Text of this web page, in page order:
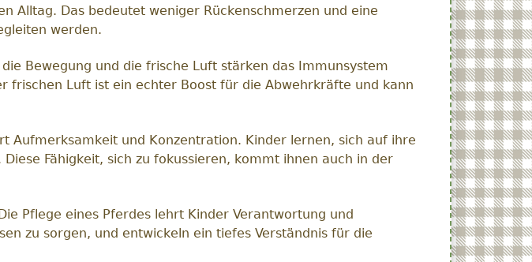
Alltag. Das bedeutet weniger Rückenschmerzen und eine
werden.
Bewegung und die frische Luft stärken das Immunsystem
frischen Luft ist ein echter Boost für die Abwehrkräfte und kann
Aufmerksamkeit und Konzentration. Kinder lernen, sich auf ihre
Fähigkeit, sich zu fokussieren, kommt ihnen auch in der
Pflege eines Pferdes lehrt Kinder Verantwortung und
zu sorgen, und entwickeln ein tiefes Verständnis für die